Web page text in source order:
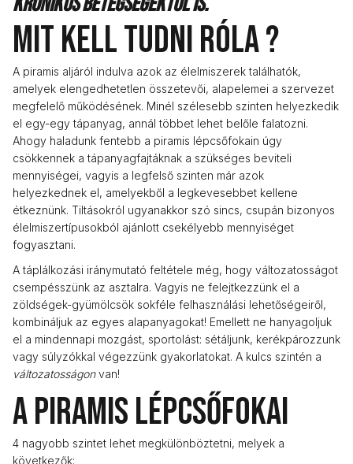
Mit kell tudni róla ?
A piramis aljáról indulva azok az élelmiszerek találhatók,
amelyek elengedhetetlen összetevői, alapelemei a szervezet
megfelelő működésének. Minél szélesebb szinten helyezkedik
el egy-egy tápanyag, annál többet lehet belőle falatozni.
Ahogy haladunk fentebb a piramis lépcsőfokain úgy
csökkennek a tápanyagfajtáknak a szükséges beviteli
mennyiségei, vagyis a legfelső szinten már azok
helyezkednek el, amelyekből a legkevesebbet kellene
étkeznünk. Tiltásokról ugyanakkor szó sincs, csupán bizonyos
élelmiszertípusokból ajánlott csekélyebb mennyiséget
fogyasztani.
A táplálkozási iránymutató feltétele még, hogy változatosságot
csempésszünk az asztalra. Vagyis ne felejtkezzünk el a
zöldségek-gyümölcsök sokféle felhasználási lehetőségeiről,
kombináljuk az egyes alapanyagokat! Emellett ne hanyagoljuk
el a mindennapi mozgást, sportolást: sétáljunk, kerékpározzunk
vagy súlyzókkal végezzünk gyakorlatokat. A kulcs szintén a
változatosságonvan!
A piramis lépcsőfokai
4 nagyobb szintet lehet megkülönböztetni, melyek a
következők: